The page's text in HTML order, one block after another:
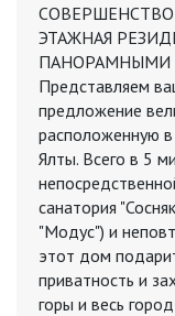
ЭТАЖНАЯ
ПАНОРАМНЫМИ
Представляем
предложение
расположенную
Ялты. Всего в 5
санатория
"Модус") и
этот дом
приватность и
горы и весь